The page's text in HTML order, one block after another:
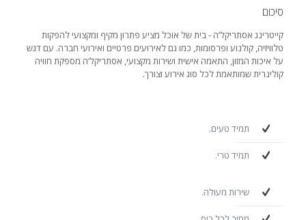
סיכום
קייטרינג אסתריקל’ה - בית של אוכל מציע פתרון מקיף ומקצועי להפקות
טלוויזיה, קולנוע ופרסומות, כמו גם לאירועים פרטיים ואירועי חברה. עם דגש
על איכות המזון, התאמה אישית ושירות מקצועי, אסתריקל’ה מספקת חוויה
קולינרית שמותאמת לכל סוג אירוע וצורך.
תמיד טעים.
תמיד טרי.
שירות מעולה.